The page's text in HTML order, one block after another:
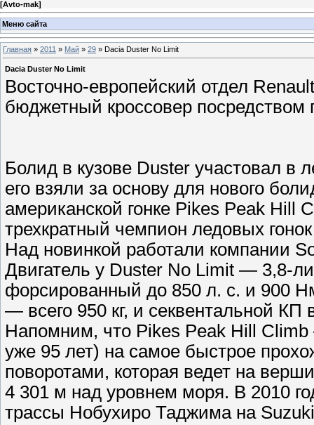
[Avto-mak]
Меню сайта
Главная » 2011 » Май » 29 » Dacia Duster No Limit
Dacia Duster No Limit
Восточно-европейский отдел
бюджетный кроссовер посредством
Болид в кузове Duster участовал в
его взяли за основу для нового
американской гонке Pikes Peak Hill
трехкратный чемпион ледовых
Над новинкой работали компании
Двигатель у Duster No Limit — 3,8-
форсированный до 850 л. с. и 900
— всего 950 кг, и секвентальной
Напомним, что Pikes Peak Hill Climb
уже 95 лет) на самое быстрое
поворотами, которая ведет на
4 301 м над уровнем моря. В 2010
трассы Нобухиро Таджима на Suzuki